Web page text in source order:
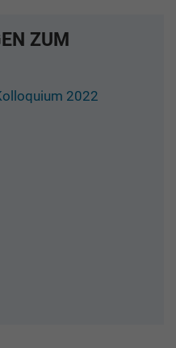
ZUM
2022